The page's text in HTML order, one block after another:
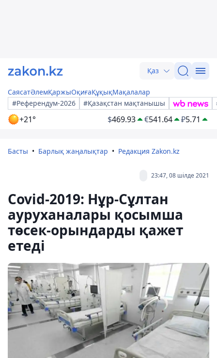
Қаз
СаясатӘлемҚаржыОқиғаҚұқықМақалалар
#Референдум-2026
#Қазақстан мақтанышы
+21° $469.93 €541.64 ₽5.71
Басты Барлық жаңалықтар Редакция Zakon.kz
23:47, 08 шілде 2021
Covid-2019: Нұр-Сұлтан
ауруханалары қосымша
төсек-орындарды қажет
етеді